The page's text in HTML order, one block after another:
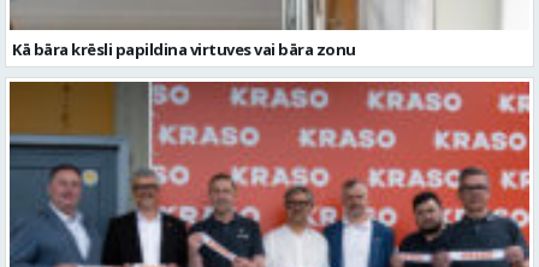
Kā bāra krēsli papildina virtuves vai bāra zonu